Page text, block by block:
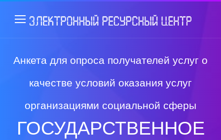
Анкета для опроса получателей услуг о
качестве условий оказания услуг
организациями социальной сферы
ГОСУДАРСТВЕННОЕ